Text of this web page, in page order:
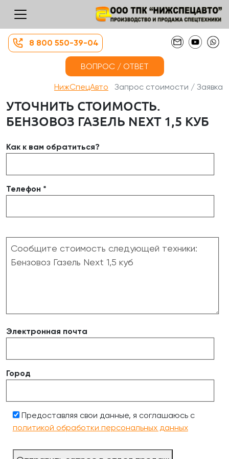
8 800 550-39-04
ВОПРОС / ОТВЕТ
НижСпецАвто Запрос стоимости / Заявка
УТОЧНИТЬ СТОИМОСТЬ.
БЕНЗОВОЗ ГАЗЕЛЬ NEXT 1,5 КУБ
Как к вам обратиться?
Телефон *
Электронная почта
Город
Предоставляя свои данные, я соглашаюсь с
политикой обработки персональных данных